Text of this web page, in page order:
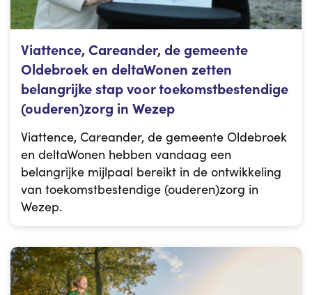
Viattence, Careander, de gemeente
Oldebroek en deltaWonen zetten
belangrijke stap voor toekomstbestendige
(ouderen)zorg in Wezep
Viattence, Careander, de gemeente Oldebroek
en deltaWonen hebben vandaag een
belangrijke mijlpaal bereikt in de ontwikkeling
van toekomstbestendige (ouderen)zorg in
Wezep.